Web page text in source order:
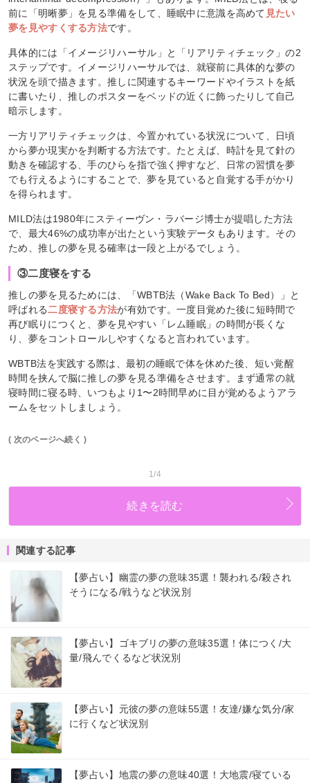
前に「明晰夢」を見る準備をして、睡眠中に意識を高めて 見たい
夢を見やすくする方法です。
具体的には「イメージリハーサル」と「リアリティチェック」の2
ステップです。イメージリハーサルでは、就寝前に具体的な夢の
状況を頭で描きます。推しに関連するキーワードやイラストを紙
に書いたり、推しのポスターをベッドの近くに飾ったりして自己
暗示します。
一方リアリティチェックは、今置かれている状況について、日頃
から夢か現実かを判断する方法です。たとえば、時計を見て針の
動きを確認する、手のひらを指で強く押すなど、日常の習慣を夢
でも行えるようにすることで、夢を見ていると自覚する手がかり
を得られます。
MILD法は1980年にスティーヴン・ラバージ博士が提唱した方法
で、最大46%の成功率が出たという実験データもあります。その
ため、推しの夢を見る確率は一段と上がるでしょう。
③二度寝をする
推しの夢を見るためには、「WBTB法（Wake Back To Bed）」と
呼ばれる二度寝する方法が有効です。一度目覚めた後に短時間で
再び眠りにつくと、夢を見やすい「レム睡眠」の時間が長くな
り、夢をコントロールしやすくなると言われています。
WBTB法を実践する際は、最初の睡眠で体を休めた後、短い覚醒
時間を挟んで脳に推しの夢を見る準備をさせます。まず通常の就
寝時間に寝る時、いつもより1〜2時間早めに目が覚めるようアラ
ームをセットしましょう。
( 次のページへ続く )
1/4
続きを読む
関連する記事
【夢占い】幽霊の夢の意味35選！襲われる/殺され
そうになる/戦うなど状況別
【夢占い】ゴキブリの夢の意味35選！体につく/大
量/飛んでくるなど状況別
【夢占い】元彼の夢の意味55選！友達/嫌な気分/家
に行くなど状況別
【夢占い】地震の夢の意味40選！大地震/寝ている